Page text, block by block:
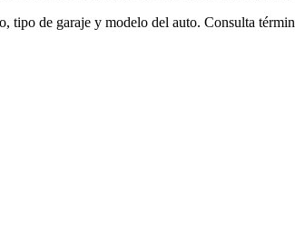
tipo de garaje y modelo del auto. Consulta